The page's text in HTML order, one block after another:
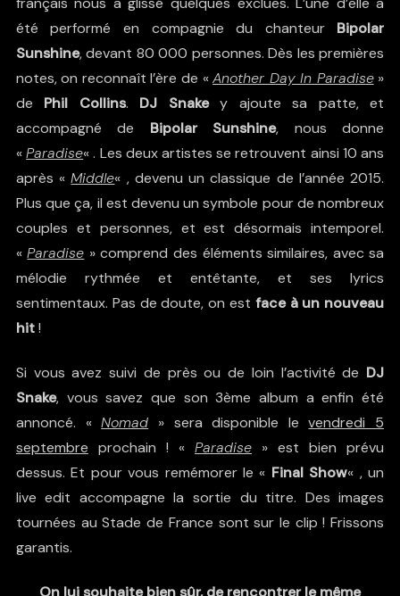
été performé en compagnie du chanteur Bipolar
Sunshine, devant 80 000 personnes. Dès les premières
notes, on reconnaît l’ère de «Another Day In Paradise»
de Phil Collins. DJ Snakey ajoute sa patte, et
accompagné de Bipolar Sunshine, nous donne
«Paradise« . Les deux artistes se retrouvent ainsi 10 ans
après «Middle« , devenu un classique de l’année 2015.
Plus que ça, il est devenu un symbole pour de nombreux
couples et personnes, et est désormais intemporel.
«Paradise » comprend des éléments similaires, avec sa
mélodie rythmée et entêtante, et ses lyrics
sentimentaux. Pas de doute, on est face à un nouveau
hit!
Si vous avez suivi de près ou de loin l’activité de DJ
Snake, vous savez que son 3ème album a enfin été
annoncé. «Nomad » sera disponible levendredi 5
septembre prochain ! « Paradise » est bien prévu
dessus. Et pour vous remémorer le « Final Show« , un
live edit accompagne la sortie du titre. Des images
tournées au Stade de France sont sur le clip ! Frissons
garantis.